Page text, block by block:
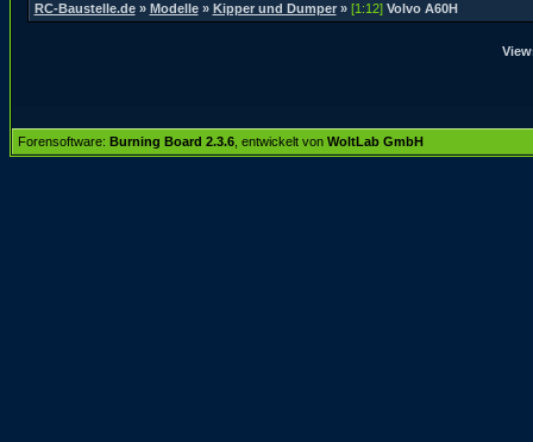
RC-Baustelle.de» Modelle» Kipper und Dumper» [1:12] Volvo A60H
Forensoftware: Burning Board 2.3.6 , entwickelt von WoltLab GmbH